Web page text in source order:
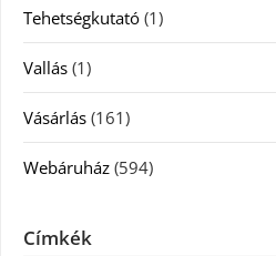
Tehetségkutató (1)
Vallás (1)
Vásárlás (161)
Webáruház (594)
Címkék